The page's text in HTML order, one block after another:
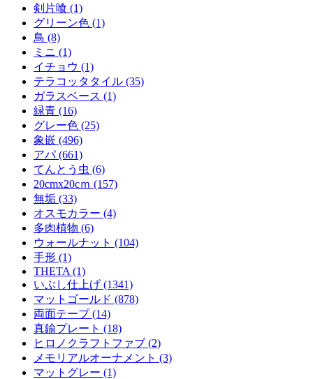
剣片喰 (1)
グリーン色 (1)
鳥 (8)
ミニ (1)
イチョウ (1)
テラコッタタイル (35)
ガラスベース (1)
緑青 (16)
グレー色 (25)
象嵌 (496)
アパ (661)
てんとう虫 (6)
20cmx20cｍ (157)
無垢 (33)
オスモカラー (4)
多肉植物 (6)
ウォールナット (104)
手形 (1)
THETA (1)
いぶし仕上げ (1341)
マットゴールド (878)
両面テープ (14)
真鍮プレート (18)
ヒロノクラフトファブ (2)
メモリアルオーナメント (3)
マットグレー (1)